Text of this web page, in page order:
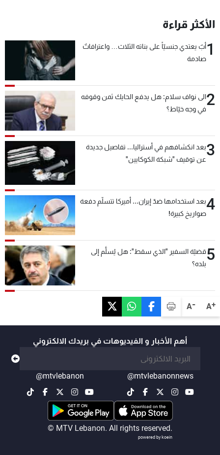
A+
A-
الأكثر قراءة
1أبٌ يعتدي جنسيّاً على بناته الثلاث… واعترافاتٌ
صادمة
2الى نواف سلام: هل يدفع الحايك ثمن وقوفه
في وجه خيّاط؟
3بعد انكشافهم في أستراليا... تفاصيل جديدة
عن توقيف "شبكة الكوكايين"
4بعد استخدامها ضدّ إيران... أميركا تتسلّم دفعة
صواريخ كبيرة!
5قضيّة السفير "الذي سقط": هل يُسلَّم إلى
بلده؟
أهم الأخبار و الفيديوهات في بريدك الالكتروني
@mtvlebanonnews
@mtvlebanon
© MTV Lebanon. All rights reserved.
powered by koein